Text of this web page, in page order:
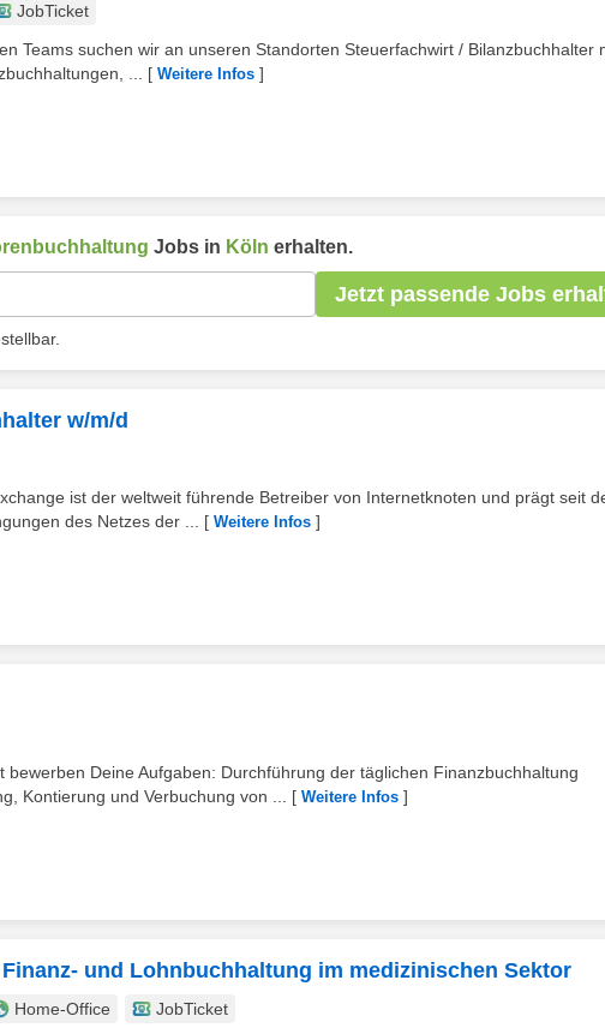
JobTicket
Teams suchen wir an unseren Standorten Steuerfachwirt / Bilanzbuchhalter
...
[ Weitere Infos ]
Jobs in Köln erhalten.
Jetzt passende Jobs
w/m/d
ist der weltweit führende Betreiber von Internetknoten und prägt seit
des Netzes der ...
[ Weitere Infos ]
bewerben Deine Aufgaben: Durchführung der täglichen Finanzbuchhaltung
Kontierung und Verbuchung von ...
[ Weitere Infos ]
und Lohnbuchhaltung im medizinischen Sektor
Home-Office
JobTicket